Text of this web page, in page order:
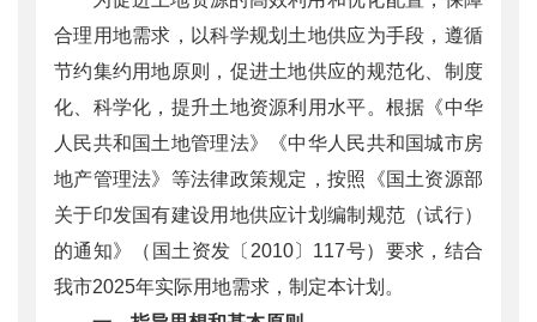
合理用地需求，以科学规划土地供应为手段，遵循
节约集约用地原则，促进土地供应的规范化、制度
化、科学化，提升土地资源利用水平。根据《中华
人民共和国土地管理法》《中华人民共和国城市房
地产管理法》等法律政策规定，按照《国土资源部
关于印发国有建设用地供应计划编制规范（试行）
的通知》（国土资发〔2010〕117号）要求，结合
我市2025年实际用地需求，制定本计划。